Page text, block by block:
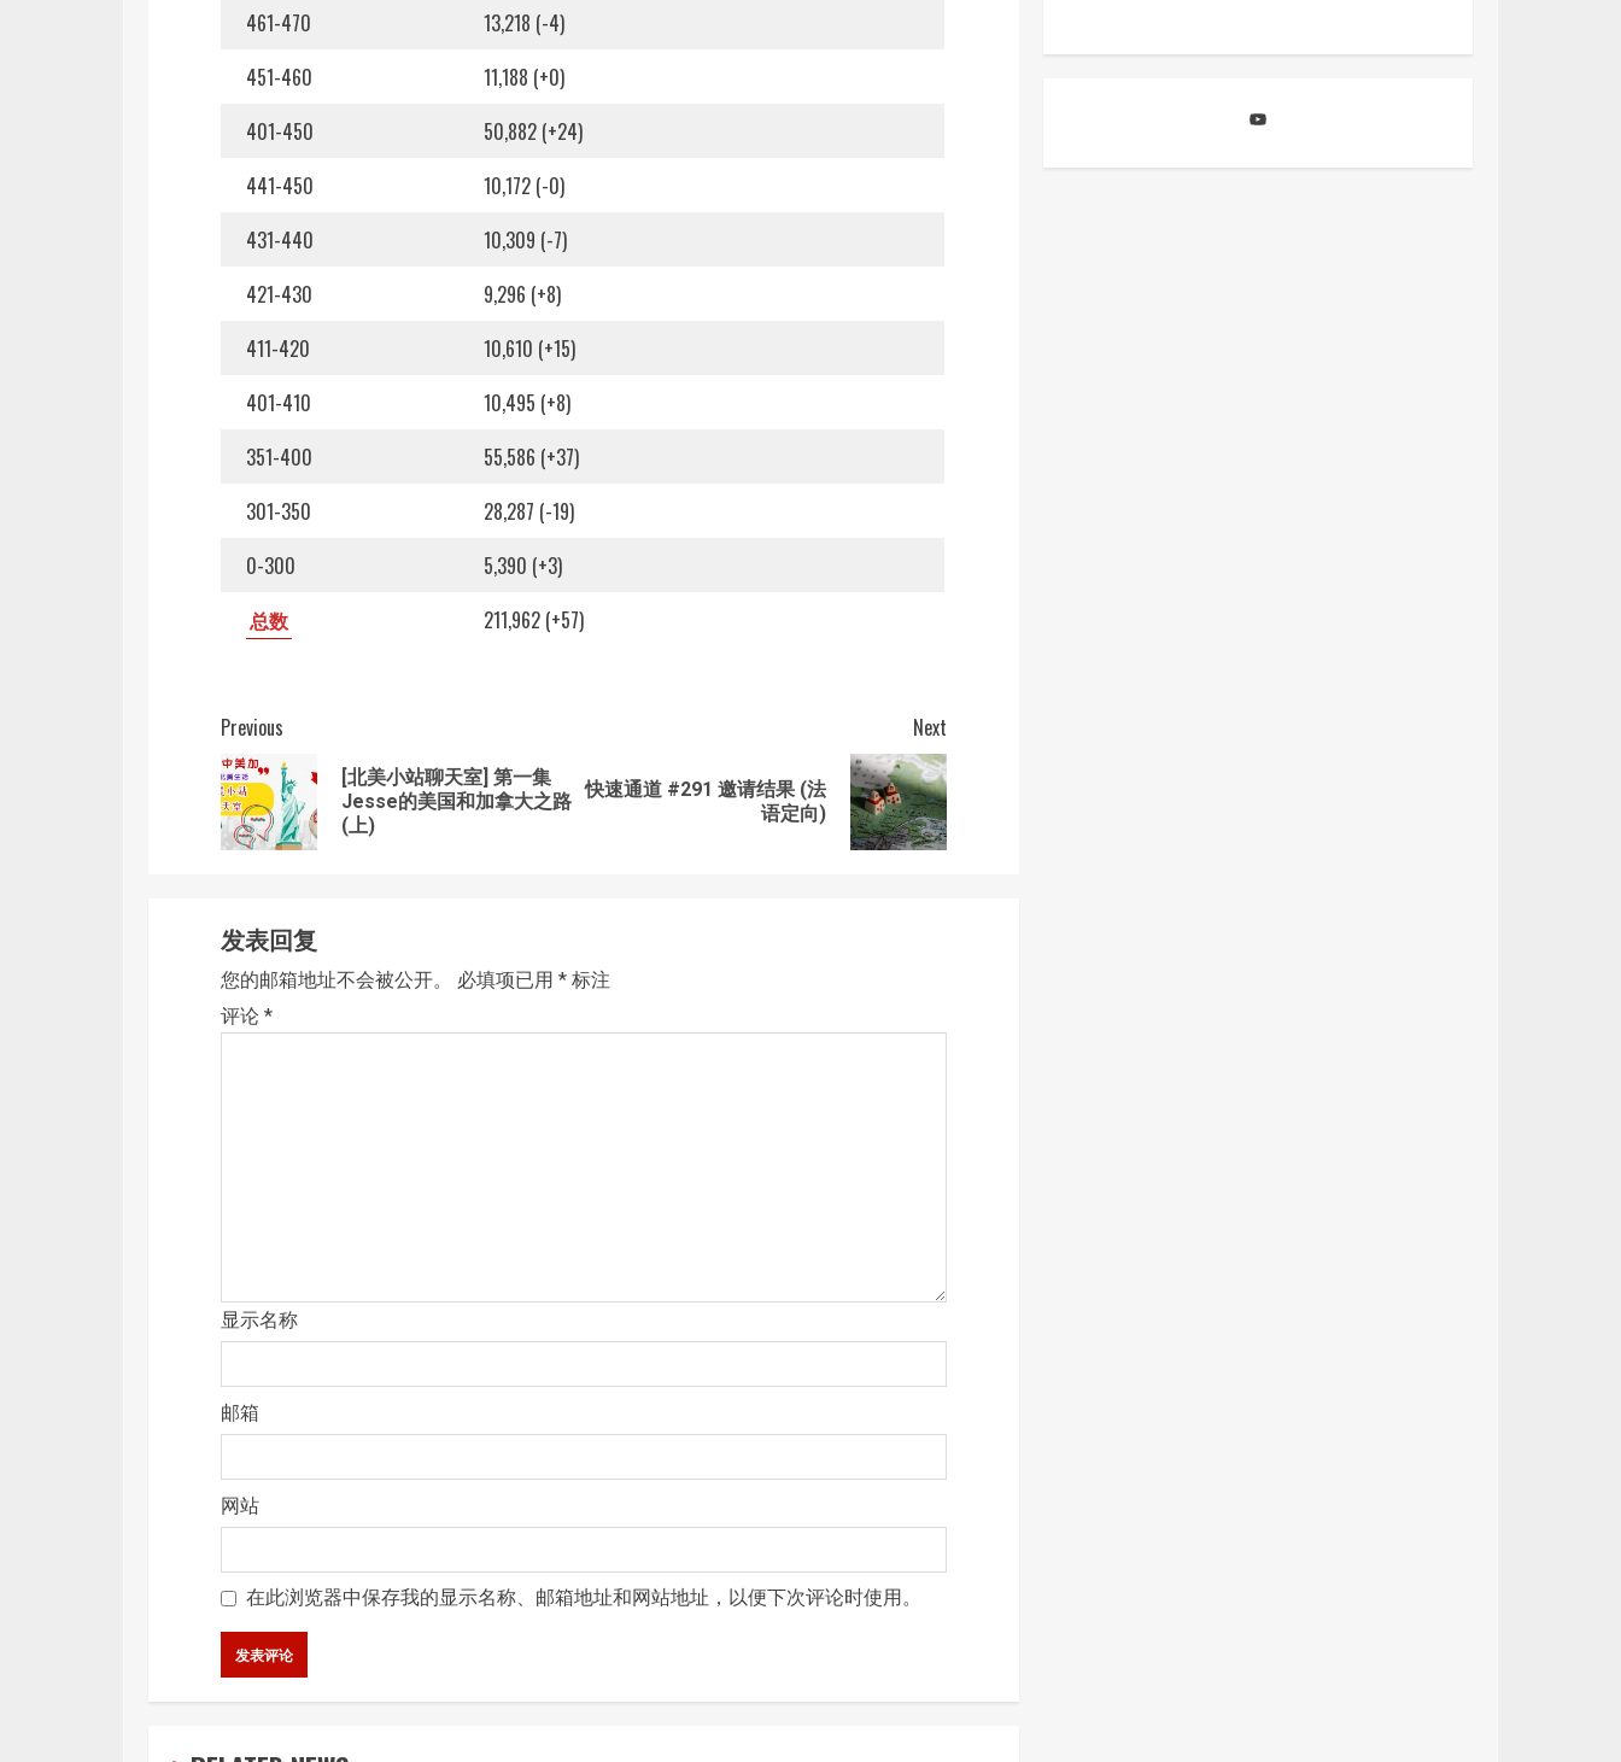
461-470
13,218 (-4)
451-460
11,188 (+0)
401-450
50,882 (+24)
441-450
10,172 (-0)
431-440
10,309 (-7)
421-430
9,296 (+8)
411-420
10,610 (+15)
401-410
10,495 (+8)
351-400
55,586 (+37)
301-350
28,287 (-19)
0-300
5,390 (+3)
总数
211,962 (+57)
Post
navigation
Previous
Previous
[北美小站聊天室] 第一集
Jesse的美国和加拿大之路
(上)
Next
Next
快速通道 #291 邀请结果 (法
语定向)
发表回复
您的邮箱地址不会被公开。 必填项已用 * 标注
评论 *
显示名称
邮箱
网站
在此浏览器中保存我的显示名称、邮箱地址和网站地址，以便下次评论时使用。